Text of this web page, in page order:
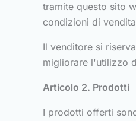
tramite questo sito
condizioni di
Il venditore si
migliorare l'utilizzo
Articolo 2. Prodotti
I prodotti offerti